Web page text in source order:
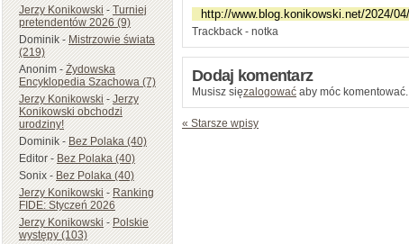
Jerzy Konikowski-Turniej
pretendentów 2026 (9)
Dominik-Mistrzowie świata
(219)
Anonim-Żydowska
Encyklopedia Szachowa (7)
Jerzy Konikowski-Jerzy
Konikowski obchodzi
urodziny!
Dominik-Bez Polaka (40)
Editor-Bez Polaka (40)
Sonix-Bez Polaka (40)
Jerzy Konikowski-Ranking
FIDE: Styczeń 2026
Jerzy Konikowski-Polskie
występy (103)
Trackback - notka
Dodaj komentarz
Musisz sięzalogować aby móc komentować.
« Starsze wpisy